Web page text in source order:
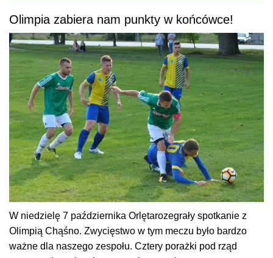
Olimpia zabiera nam punkty w końcówce!
W niedzielę 7 października Orlętarozegrały spotkanie z
Olimpią Chąśno. Zwycięstwo w tym meczu było bardzo
ważne dla naszego zespołu. Cztery porażki pod rząd